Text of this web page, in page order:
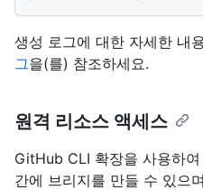
생성 로그에 대한 자세한 내
그을(를) 참조하세요.
원격 리소스 액세스
GitHub CLI 확장을 사용하
간에 브리지를 만들 수 있으